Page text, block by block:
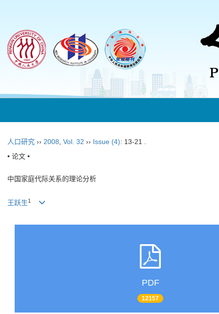
人口研究 ›› 2008 Vol. 32 ›› Issue (4): 13-21 .
• 论文 •
中国家庭代际关系的理论分析
王跃生1
PDF
12157